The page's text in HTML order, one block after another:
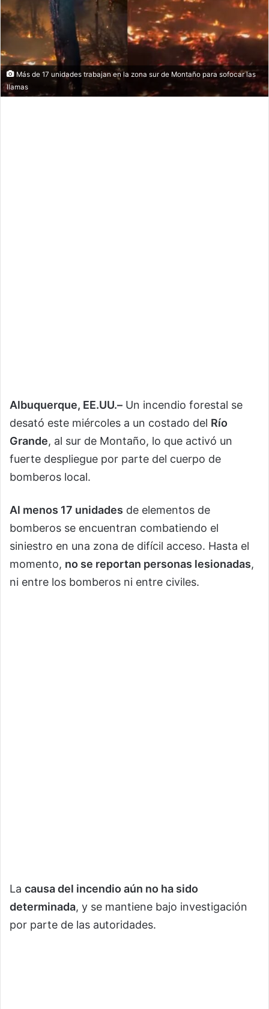
Más de 17 unidades trabajan en la zona sur de Montaño para sofocar las
llamas
Albuquerque, EE.UU.– Un incendio forestal se
desató este miércoles a un costado del Río
Grande, al sur de Montaño, lo que activó un
fuerte despliegue por parte del cuerpo de
bomberos local.
Al menos 17 unidades de elementos de
bomberos se encuentran combatiendo el
siniestro en una zona de difícil acceso. Hasta el
momento, no se reportan personas lesionadas,
ni entre los bomberos ni entre civiles.
La causa del incendio aún no ha sido
determinada, y se mantiene bajo investigación
por parte de las autoridades.